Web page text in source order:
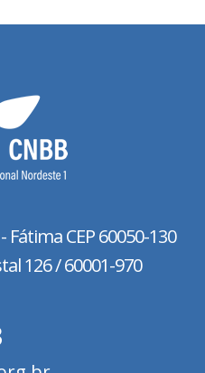
FátimaCEP 60050-130
126 / 60001-970